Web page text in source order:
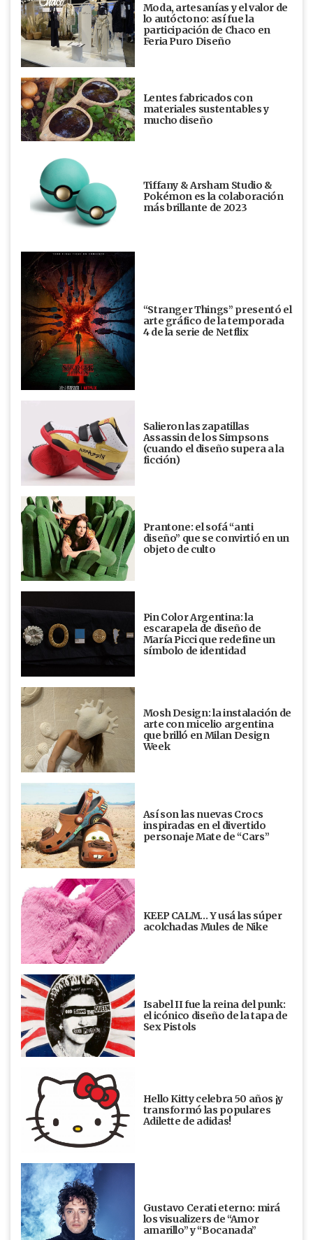
Moda, artesanías y el valor de
lo autóctono: así fue la
participación de Chaco en
Feria Puro Diseño
Lentes fabricados con
materiales sustentables y
mucho diseño
Tiffany & Arsham Studio &
Pokémon es la colaboración
más brillante de 2023
“Stranger Things” presentó el
arte gráfico de la temporada
4 de la serie de Netflix
Salieron las zapatillas
Assassin de los Simpsons
(cuando el diseño supera a la
ficción)
Prantone: el sofá “anti
diseño” que se convirtió en un
objeto de culto
Pin Color Argentina: la
escarapela de diseño de
María Picci que redefine un
símbolo de identidad
Mosh Design: la instalación de
arte con micelio argentina
que brilló en Milan Design
Week
Así son las nuevas Crocs
inspiradas en el divertido
personaje Mate de “Cars”
KEEP CALM… Y usá las súper
acolchadas Mules de Nike
Isabel II fue la reina del punk:
el icónico diseño de la tapa de
Sex Pistols
Hello Kitty celebra 50 años ¡y
transformó las populares
Adilette de adidas!
Gustavo Cerati eterno: mirá
los visualizers de “Amor
amarillo” y “Bocanada”